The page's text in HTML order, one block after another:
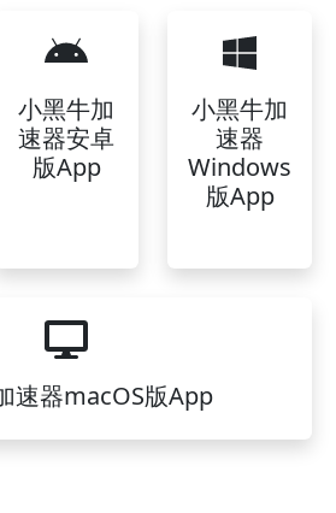
小黑牛加
速器安卓
版App
小黑牛加
速器
Windows
版App
速器macOS版App